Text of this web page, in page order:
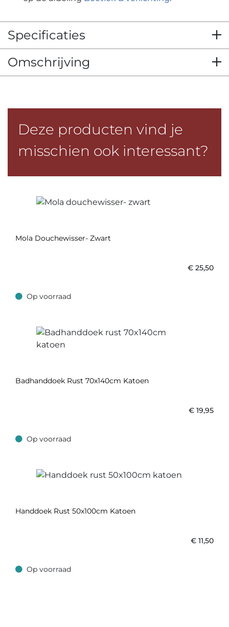
Specificaties
Omschrijving
Deze producten vind je
misschien ook interessant?
Mola Douchewisser- Zwart
€ 25,50
Op voorraad
Op voorraad
Badhanddoek Rust 70x140cm Katoen
€ 19,95
Op voorraad
Op voorraad
Handdoek Rust 50x100cm Katoen
€ 11,50
Op voorraad
Op voorraad